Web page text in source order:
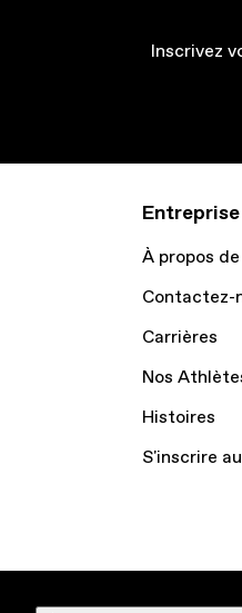
Email
Entreprise
À propos
Contactez-
Carrières
Nos
Histoires
S'inscrire